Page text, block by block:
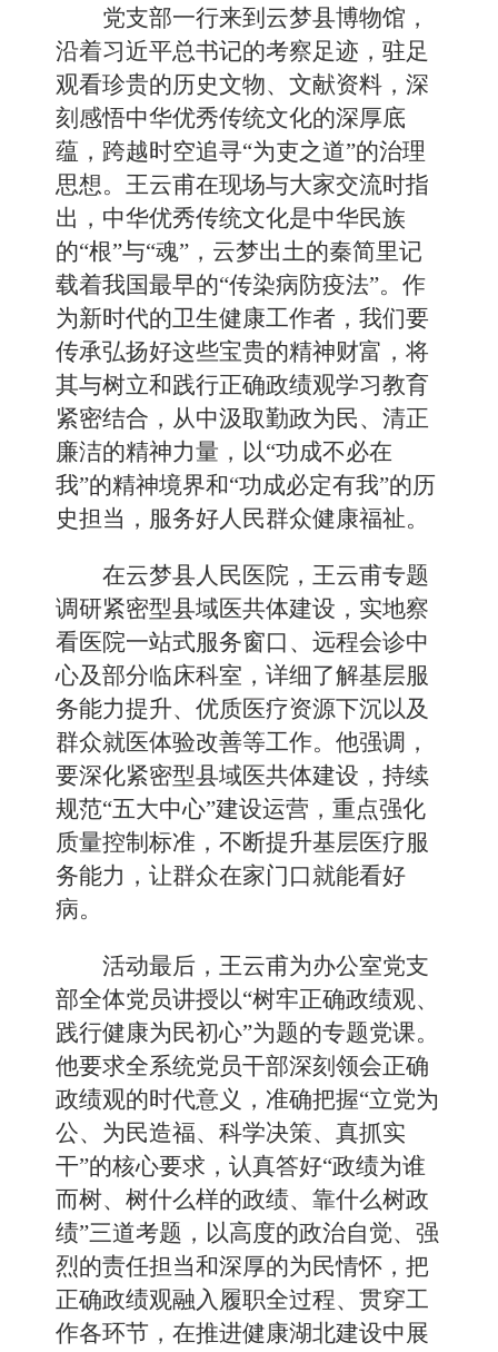
党支部一行来到云梦县博物馆，
沿着习近平总书记的考察足迹，驻足
观看珍贵的历史文物、文献资料，深
刻感悟中华优秀传统文化的深厚底
蕴，跨越时空追寻“为吏之道”的治理
思想。王云甫在现场与大家交流时指
出，中华优秀传统文化是中华民族
的“根”与“魂”，云梦出土的秦简里记
载着我国最早的“传染病防疫法”。作
为新时代的卫生健康工作者，我们要
传承弘扬好这些宝贵的精神财富，将
其与树立和践行正确政绩观学习教育
紧密结合，从中汲取勤政为民、清正
廉洁的精神力量，以“功成不必在
我”的精神境界和“功成必定有我”的历
史担当，服务好人民群众健康福祉。
在云梦县人民医院，王云甫专题
调研紧密型县域医共体建设，实地察
看医院一站式服务窗口、远程会诊中
心及部分临床科室，详细了解基层服
务能力提升、优质医疗资源下沉以及
群众就医体验改善等工作。他强调，
要深化紧密型县域医共体建设，持续
规范“五大中心”建设运营，重点强化
质量控制标准，不断提升基层医疗服
务能力，让群众在家门口就能看好
病。
活动最后，王云甫为办公室党支
部全体党员讲授以“树牢正确政绩观、
践行健康为民初心”为题的专题党课。
他要求全系统党员干部深刻领会正确
政绩观的时代意义，准确把握“立党为
公、为民造福、科学决策、真抓实
干”的核心要求，认真答好“政绩为谁
而树、树什么样的政绩、靠什么树政
绩”三道考题，以高度的政治自觉、强
烈的责任担当和深厚的为民情怀，把
正确政绩观融入履职全过程、贯穿工
作各环节，在推进健康湖北建设中展